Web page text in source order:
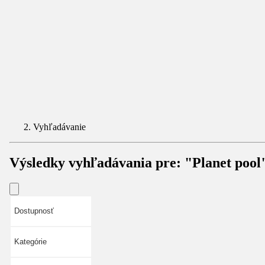
Vyhľadávanie
Výsledky vyhľadávania pre: "Planet
Dostupnosť
Kategórie